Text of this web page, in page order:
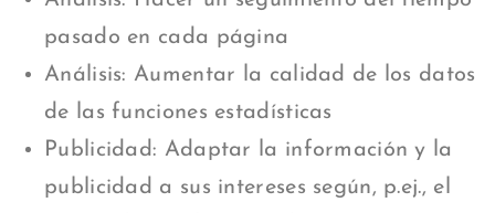
pasado en cada página
Análisis: Aumentar la calidad de los datos
de las funciones estadísticas
Publicidad: Adaptar la información y la
publicidad a sus intereses según, p.ej., el